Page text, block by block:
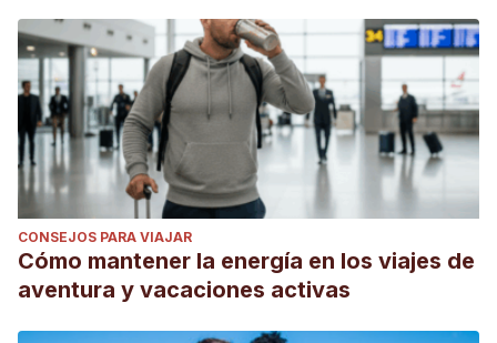
CONSEJOS PARA VIAJAR
Cómo mantener la energía en los viajes de
aventura y vacaciones activas